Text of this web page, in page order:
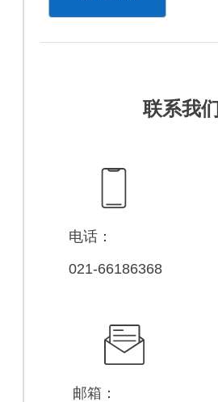
联系我们
电话：
021-66186368
邮箱：